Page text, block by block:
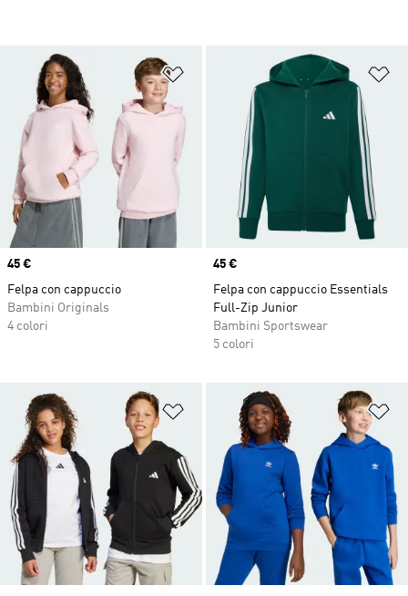
Aggiungi alla lista dei desideri
Price
45 €
Felpa con cappuccio
Bambini Originals
4 colori
Price
45 €
Felpa con cappuccio Essentials
Full-Zip Junior
Bambini Sportswear
5 colori
Aggiungi alla lista dei desideri